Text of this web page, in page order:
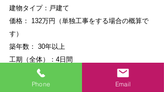
建物タイプ：戸建て
価格： 132万円（単独工事をする場合の概算で
す）
築年数： 30年以上
工期（全体）：4日間
設備機器：タカラスタンダード/レラージュ
施工地： 神奈川県 厚木市
Phone Email